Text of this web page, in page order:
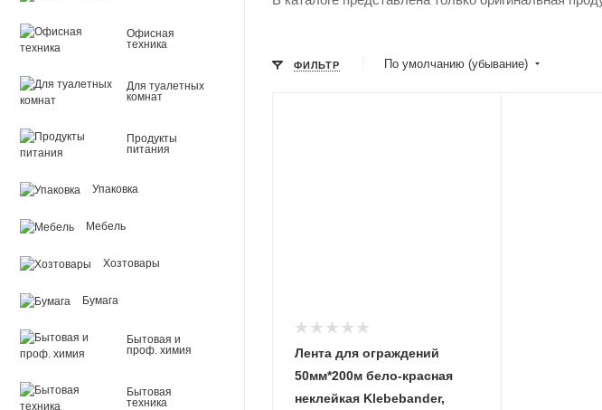
Офисная
техника
Для туалетных
комнат
Продукты
питания
Упаковка
Мебель
Хозтовары
Бумага
Бытовая и
проф. химия
Бытовая
техника
ФИЛЬТР По умолчанию (убывание)
Лента для ограждений
50мм*200м бело-красная
неклейкая Klebebander,